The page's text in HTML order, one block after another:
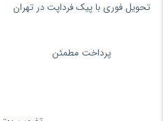
تحویل فوری با پیک فرداپت در تهران
پرداخت مطمئن